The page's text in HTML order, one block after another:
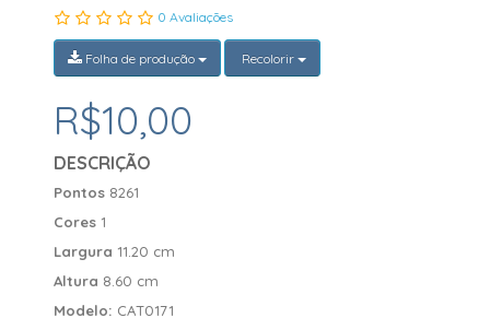
0 Avaliações
Folha de produção Recolorir
R$10,00
DESCRIÇÃO
Pontos 8261
Cores 1
Largura 11.20 cm
Altura 8.60 cm
Modelo: CAT0171